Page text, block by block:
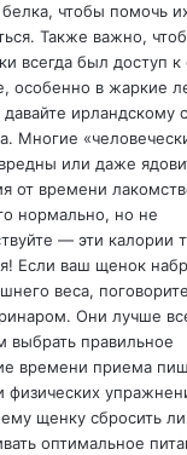
белка, чтобы помочь
Также важно,
всегда был доступ
особенно в жаркие
ирландскому
Многие
или даже
от времени
нормально, но не
— эти калории
Если ваш щенок
веса,
Они лучше
выбрать правильное
времени приема
физических
щенку сбросить
оптимальное